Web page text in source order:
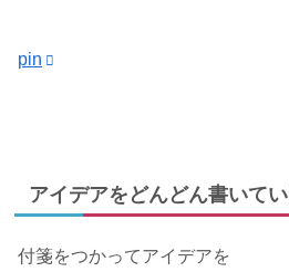
pin
アイデアをどんどん書いて
付箋をつかってアイデアを